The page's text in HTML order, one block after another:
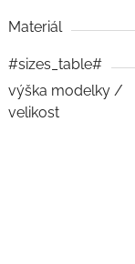
Materiál
#sizes_table#
výška modelky /
velikost